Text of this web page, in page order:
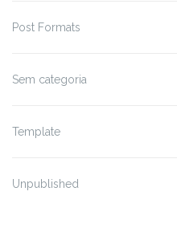
Post Formats
Sem categoria
Template
Unpublished